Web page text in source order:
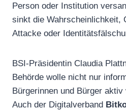
Person oder Institution
sinkt die Wahrscheinlichkeit,
Attacke oder
BSI-Präsidentin Claudia
Behörde wolle nicht nur
Bürgerinnen und Bürger
Auch der Digitalverband